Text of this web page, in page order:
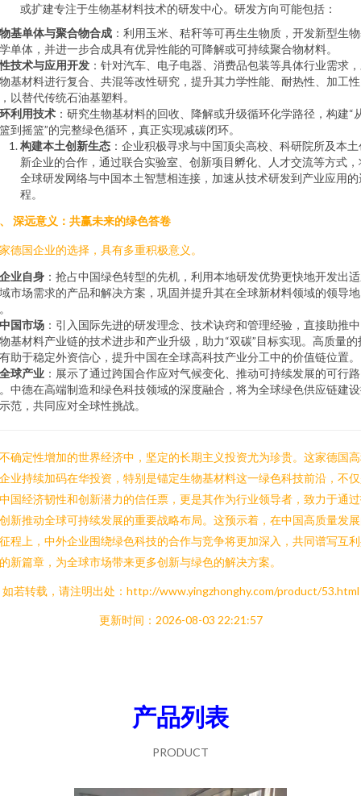
或扩建专注于生物基材料技术的研发中心。研发方向可能包括：
基单体与聚合物合成 ：利用玉米、秸秆等可再生生物质，开发新型生
单体，并进一步合成具有优异性能的可降解或可持续聚合物材料。
技术与应用开发 ：针对汽车、电子电器、消费品包装等具体行业需求
基材料进行复合、共混等改性研究，提升其力学性能、耐热性、加工性
以替代传统石油基塑料。
利用技术 ：研究生物基材料的回收、降解或升级循环化学路径，构建“
到摇篮”的完整绿色循环，真正实现减碳闭环。
构建本土创新生态 ：企业积极寻求与中国顶尖高校、科研院所及本
新企业的合作，通过联合实验室、创新项目孵化、人才交流等方式，
全球研发网络与中国本土智慧相连接，加速从技术研发到产业应用的
程。
深远意义：共赢未来的绿色答卷
德国企业的选择，具有多重积极意义。
业自身 ：抢占中国绿色转型的先机，利用本地研发优势更快地开发出
市场需求的产品和解决方案，巩固并提升其在全球新材料领域的领导地
国市场 ：引入国际先进的研发理念、技术诀窍和管理经验，直接助推
基材料产业链的技术进步和产业升级，助力“双碳”目标实现。高质量的
助于稳定外资信心，提升中国在全球高科技产业分工中的价值链位置。
球产业 ：展示了通过跨国合作应对气候变化、推动可持续发展的可行路
中德在高端制造和绿色科技领域的深度融合，将为全球绿色供应链建
范，共同应对全球性挑战。
确定性增加的世界经济中，坚定的长期主义投资尤为珍贵。这家德国
业持续加码在华投资，特别是锚定生物基材料这一绿色科技前沿，不
国经济韧性和创新潜力的信任票，更是其作为行业领导者，致力于通
新推动全球可持续发展的重要战略布局。这预示着，在中国高质量发
程上，中外企业围绕绿色科技的合作与竞争将更加深入，共同谱写互
新篇章，为全球市场带来更多创新与绿色的解决方案。
如若转载，请注明出处：http://www.yingzhonghy.com/product/53.html
更新时间：2026-08-03 22:21:57
产品列表
PRODUCT